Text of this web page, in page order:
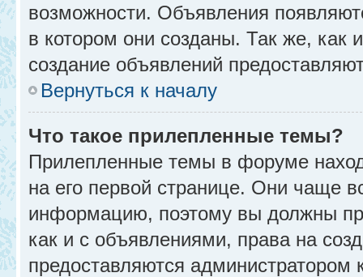
возможности. Объявления
в котором они созданы. Так же,
создание объявлений
Вернуться к началу
Что такое прилепленные темы?
Прилепленные темы в форуме
на его первой странице. Они чаще
информацию, поэтому вы должны
как и с объявлениями, права на
предоставляются администратором